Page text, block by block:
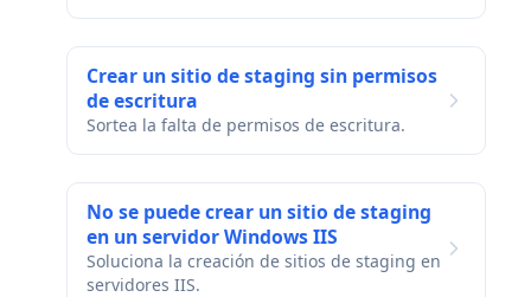
Crear un sitio de staging sin permisos
de escritura
Sortea la falta de permisos de escritura.
No se puede crear un sitio de staging
en un servidor Windows IIS
Soluciona la creación de sitios de staging en
servidores IIS.